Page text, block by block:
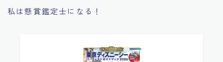
私は懸賞鑑定士になる！